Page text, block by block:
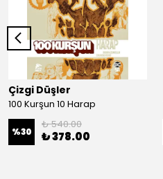
Çizgi Düşler
100 Kurşun 10 Harap
%30
₺ 540.00
₺ 378.00